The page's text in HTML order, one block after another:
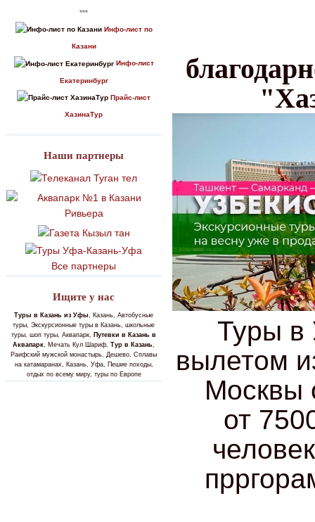
***
Инфо-лист по
Казани
Инфо-лист
Екатеринбург
Прайс-лист
ХазинаТур
Наши партнеры
Все партнеры
Ищите у нас
Туры в Казань из Уфы, Казань, Автобусные
туры, Экскурсионные туры в Казань, школьные
туры, шоп туры, Аквапарк, Путевки в Казань в
Аквапарк, Мечать Кул Шариф, Тур в Казань,
Раифский мужской монастырь, Дешево, Сплавы
на катамаранах, Казань, Уфа, Пешие походы,
отдых по всему миру, туры по Европе
Туры в
вылетом
Москвы
от